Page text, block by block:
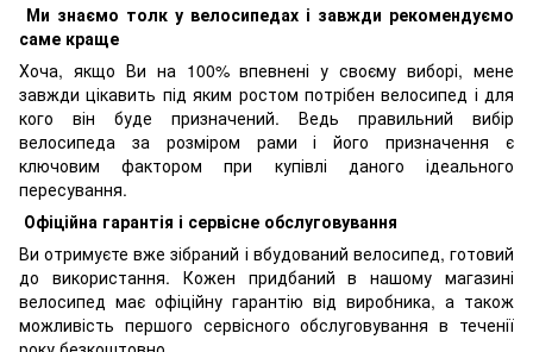
Ми знаємо толк у велосипедах і завжди рекомендуємо
саме краще
Хоча, якщо Ви на 100% впевнені у своєму виборі, мене
завжди цікавить під яким ростом потрібен велосипед і для
кого він буде призначений. Ведь правильний вибір
велосипеда за розміром рами і його призначення є
ключовим фактором при купівлі даного ідеального
пересування.
Офіційна гарантія і сервісне обслуговування
Ви отримуєте вже зібраний і вбудований велосипед, готовий
до використання. Кожен придбаний в нашому магазині
велосипед має офіційну гарантію від виробника, а також
можливість першого сервісного обслуговування в теченії